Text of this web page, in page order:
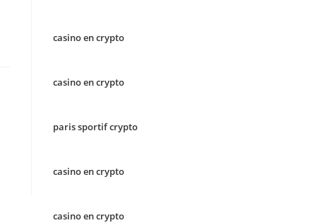
casino en crypto
casino en crypto
paris sportif crypto
casino en crypto
casino en crypto